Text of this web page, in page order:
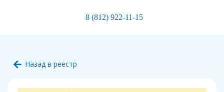
8 (812) 922-11-15
Назад в реестр